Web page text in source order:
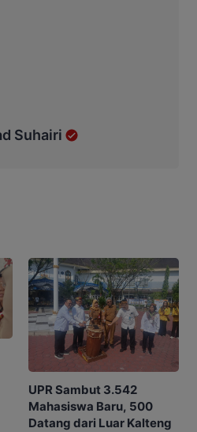
Suhairi
UPR Sambut 3.542
Mahasiswa Baru, 500
Datang dari Luar Kalteng